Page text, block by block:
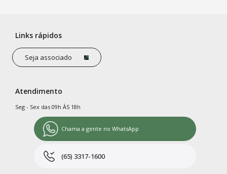
Links rápidos
Seja associado
Atendimento
Seg - Sex das 09h ÀS 18h
Chama a gente no WhatsApp
(65) 3317-1600